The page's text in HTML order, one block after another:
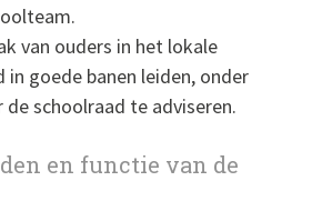
ouders in het lokale
in goede banen leiden, onder
de schoolraad te adviseren.
en functie van de